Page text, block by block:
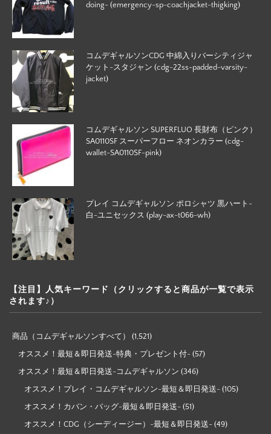
doing- (emergency-sp-coachjacket-thigking)
コムデギャルソンCDG 中綿入りバーシティジャ
ケット-スタジャン (cdg-22ss-padded-varsity-
jacket)
コムデギャルソン SUPERFLUO 長財布（ピンク）
SA0110SF スーパーフロー ネオンカラー (cdg-
wallet-SA0110SF-pink)
プレイ コムデギャルソン ポロシャツ 黒ハート-
白-ユニセックス (play-ax-t066-wh)
【注目】人気キーワード（クリックすると商品が一覧で表示
されます♪）
商品（コムデギャルソンすべて） (1,521)
オススメ！最短＆即日発送-特典・プレゼント付- (57)
オススメ！最短＆即日発送-コムデギャルソン (346)
オススメ！プレイ・コムデギャルソン-最短＆即日発送- (105)
オススメ！カバン・バッグ-最短＆即日発送- (51)
オススメ！CDG（シーディージー）-最短＆即日発送- (49)